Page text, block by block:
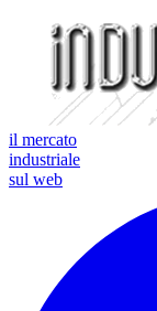
il mercato
industriale
sul web